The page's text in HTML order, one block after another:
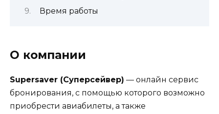
Время работы
О компании
Supersaver (Суперсейвер) — онлайн сервис
бронирования, с помощью которого возможно
приобрести авиабилеты, а также